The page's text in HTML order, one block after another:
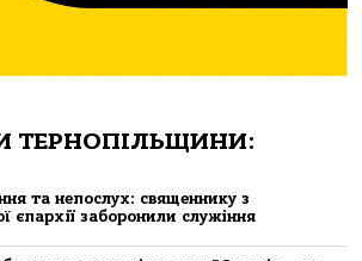
ТЕРНОПІЛЬЩИНИ:
та непослух: священнику з
єпархії заборонили служіння